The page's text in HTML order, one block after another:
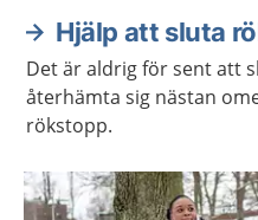
Hjälp att sluta
Det är aldrig för sent att
återhämta sig nästan
rökstopp.